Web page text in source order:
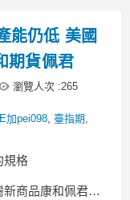
能仍低 美國
期貨佩君
瀏覽人次 :265
加pei098, 臺指期,
規格
商品康和佩君介